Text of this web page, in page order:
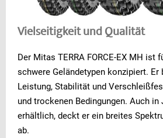
Vielseitigkeit und Qualität
Der Mitas TERRA FORCE-EX MH ist
schwere Geländetypen konzipiert.
Leistung, Stabilität und
und trockenen Bedingungen. Auch in
erhältlich, deckt er ein breites
ab.